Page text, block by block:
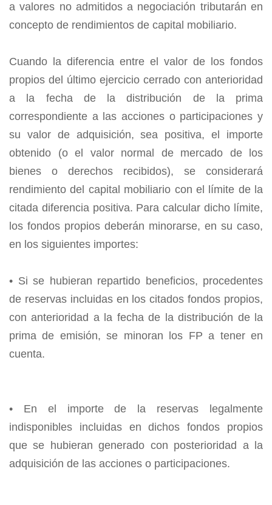
a valores no admitidos a negociación tributarán en
concepto de rendimientos de capital mobiliario.
Cuando la diferencia entre el valor de los fondos
propios del último ejercicio cerrado con anterioridad
a la fecha de la distribución de la prima
correspondiente a las acciones o participaciones y
su valor de adquisición, sea positiva, el importe
obtenido (o el valor normal de mercado de los
bienes o derechos recibidos), se considerará
rendimiento del capital mobiliario con el límite de la
citada diferencia positiva. Para calcular dicho límite,
los fondos propios deberán minorarse, en su caso,
en los siguientes importes:
• Si se hubieran repartido beneficios, procedentes
de reservas incluidas en los citados fondos propios,
con anterioridad a la fecha de la distribución de la
prima de emisión, se minoran los FP a tener en
cuenta.
• En el importe de la reservas legalmente
indisponibles incluidas en dichos fondos propios
que se hubieran generado con posterioridad a la
adquisición de las acciones o participaciones.